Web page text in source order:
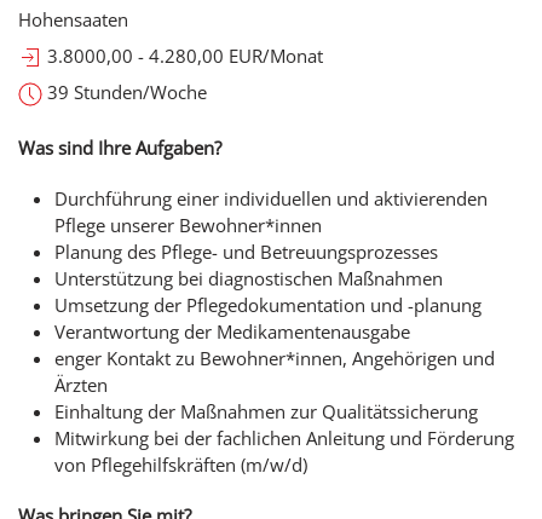
Hohensaaten
3.8000,00 - 4.280,00 EUR/Monat
39 Stunden/Woche
Was sind Ihre Aufgaben?
Durchführung einer individuellen und aktivierenden
Pflege unserer Bewohner*innen
Planung des Pflege- und Betreuungsprozesses
Unterstützung bei diagnostischen Maßnahmen
Umsetzung der Pflegedokumentation und -planung
Verantwortung der Medikamentenausgabe
enger Kontakt zu Bewohner*innen, Angehörigen und
Ärzten
Einhaltung der Maßnahmen zur Qualitätssicherung
Mitwirkung bei der fachlichen Anleitung und Förderung
von Pflegehilfskräften (m/w/d)